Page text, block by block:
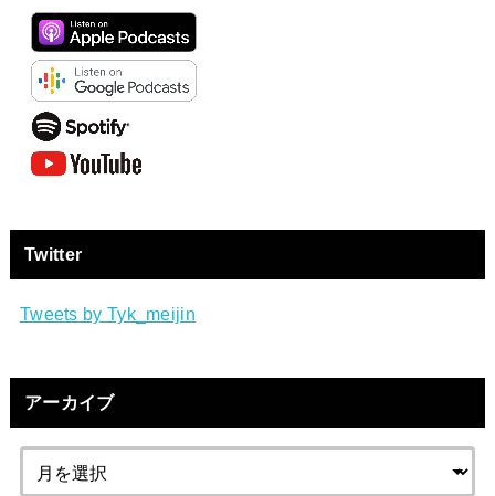
Twitter
Tweets by Tyk_meijin
アーカイブ